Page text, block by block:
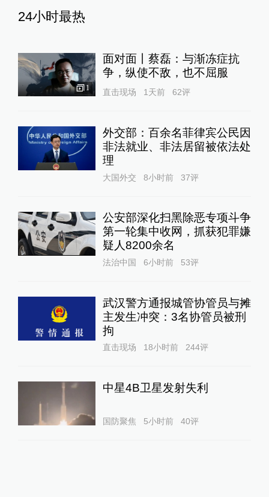
24小时最热
1
面对面丨蔡磊：与渐冻症抗
争，纵使不敌，也不屈服
直击现场 1天前 62评
外交部：百余名菲律宾公民因
非法就业、非法居留被依法处
理
大国外交 8小时前 37评
公安部深化扫黑除恶专项斗争
第一轮集中收网，抓获犯罪嫌
疑人8200余名
法治中国 6小时前 53评
武汉警方通报城管协管员与摊
主发生冲突：3名协管员被刑
拘
直击现场 18小时前 244评
中星4B卫星发射失利
国防聚焦 5小时前 40评